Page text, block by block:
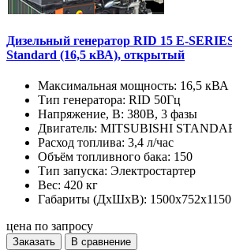
Дизельный генератор RID 15 E-
Standard (16,5 кВА), открытый
Максимальная мощность: 16,5 кВА
Тип генератора: RID 50Гц
Напряжение, В: 380В, 3 фазы
Двигатель: MITSUBISHI
Расход топлива: 3,4 л/час
Объём топливного бака: 150
Тип запуска: Электростартер
Вес: 420 кг
Габариты (ДхШхВ): 1500x752x1150
цена по запросу
Заказать В сравнение